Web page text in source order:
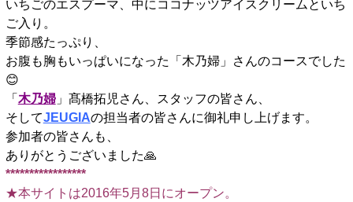
いちごのエスプーマ、中にココナッツアイスクリームといち
ご入り。
季節感たっぷり、
お腹も胸もいっぱいになった「木乃婦」さんのコースでした
😊
「 木乃婦」髙橋拓児さん、スタッフの皆さん、
そしてJEUGIAの担当者の皆さんに御礼申し上げます。
参加者の皆さんも、
ありがとうございました🙏
*****************
★本サイトは2016年5月8日にオープン。